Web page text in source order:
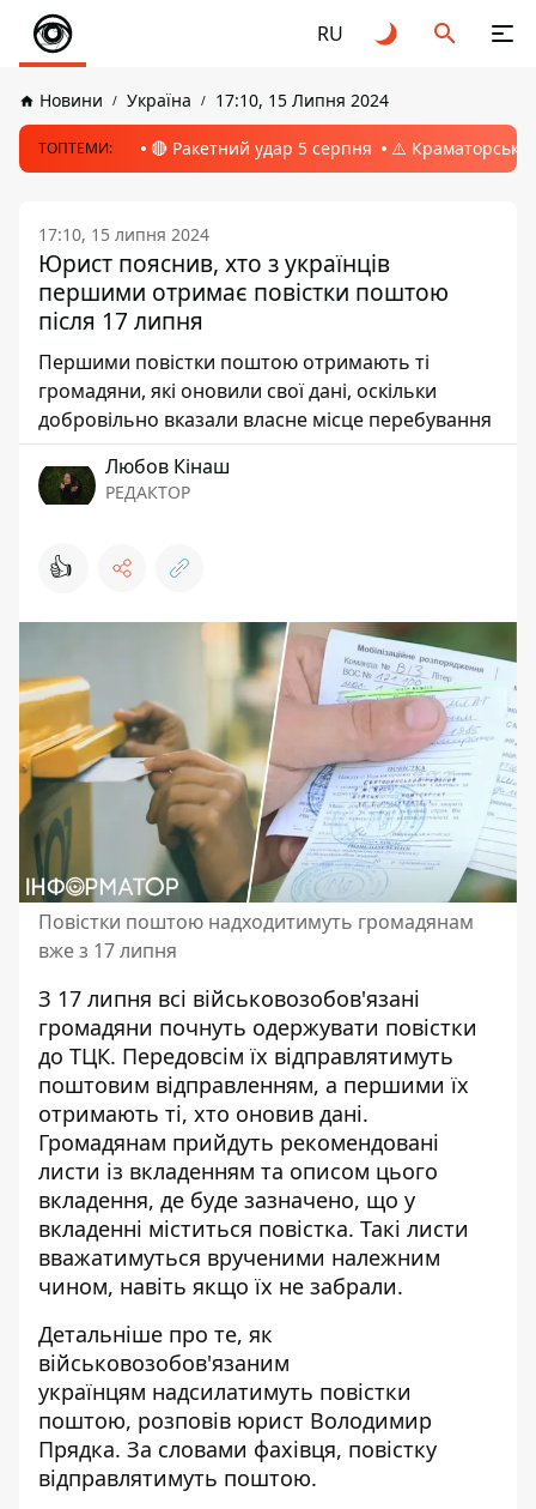
RU
Новини Україна 17:10, 15 Липня 2024
ТОПТЕМИ: 🔴 Ракетний удар 5 серпня ⚠️ Краматорськ,
17:10, 15 липня 2024
Юрист пояснив, хто з українців
першими отримає повістки поштою
після 17 липня
Першими повістки поштою отримають ті
громадяни, які оновили свої дані, оскільки
добровільно вказали власне місце перебування
Любов Кінаш
РЕДАКТОР
👍
Повістки поштою надходитимуть громадянам
вже з 17 липня
З 17 липня всі військовозобов'язані
громадяни почнуть одержувати повістки
до ТЦК. Передовсім їх відправлятимуть
поштовим відправленням, а першими їх
отримають ті, хто оновив дані.
Громадянам прийдуть рекомендовані
листи із вкладенням та описом цього
вкладення, де буде зазначено, що у
вкладенні міститься повістка. Такі листи
вважатимуться врученими належним
чином, навіть якщо їх не забрали.
Детальніше про те, як
військовозобов'язаним
українцям надсилатимуть повістки
поштою, розповів юрист Володимир
Прядка. За словами фахівця, повістку
відправлятимуть поштою.